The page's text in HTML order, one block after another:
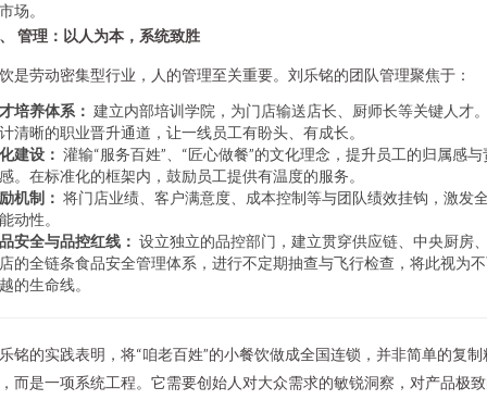
场。
管理：以人为本，系统致胜
是劳动密集型行业，人的管理至关重要。刘乐铭的团队管理聚焦于：
培养体系： 建立内部培训学院，为门店输送店长、厨师长等关键人才
清晰的职业晋升通道，让一线员工有盼头、有成长。
建设： 灌输“服务百姓”、“匠心做餐”的文化理念，提升员工的归属感与
。在标准化的框架内，鼓励员工提供有温度的服务。
机制： 将门店业绩、客户满意度、成本控制等与团队绩效挂钩，激发
动性。
安全与品控红线： 设立独立的品控部门，建立贯穿供应链、中央厨房
的全链条食品安全管理体系，进行不定期抽查与飞行检查，将此视为
的生命线。
铭的实践表明，将“咱老百姓”的小餐饮做成全国连锁，并非简单的复制
而是一项系统工程。它需要创始人对大众需求的敏锐洞察，对产品极